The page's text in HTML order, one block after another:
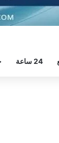
24 ساعة